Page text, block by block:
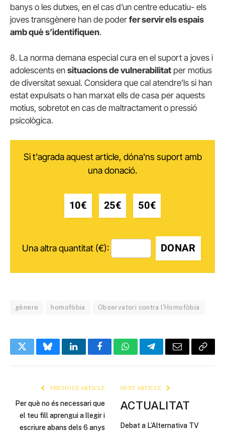
banys o les dutxes, en el cas d’un centre educatiu- els
joves transgènere han de poder fer servir els espais
amb què s’identifiquen.
8. La norma demana especial cura en el suport a joves i
adolescents en situacions de vulnerabilitat per motius
de diversitat sexual. Considera que cal atendre’ls si han
estat expulsats o han marxat ells de casa per aquests
motius, sobretot en cas de maltractament o pressió
psicològica.
Si t'agrada aquest article, dóna'ns suport amb
una donació.
10€ 25€ 50€
Una altra quantitat (€): DONAR
gènere homofòbia Observatori contra l'Homofòbia
TwitterBlueskyLinkedInFacebookWhatsAppTelegramEmail Copy
PREVIOUS ARTICLE
Per què no és necessari que
el teu fill aprengui a llegir i
escriure abans dels 6 anys
NEXT ARTICLE
ACTUALITAT
Debat a L’Alternativa TV